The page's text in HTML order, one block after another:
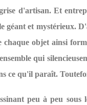
d'artisan. Et
géant et mystérieux.
objet ainsi
qui
ce qu'il paraît.
peu à peu sous